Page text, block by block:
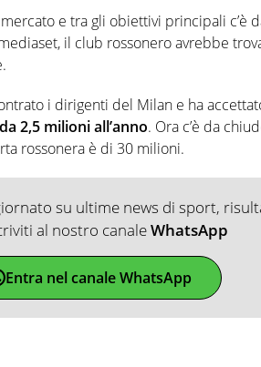
e tra gli obiettivi principali c’è
il club rossonero avrebbe
i dirigenti del Milan e ha
2,5 milioni all’anno. Ora c’è da
rossonera è di 30 milioni.
su ultime news di sport,
al nostro canaleWhatsApp
Entra nel canale WhatsApp